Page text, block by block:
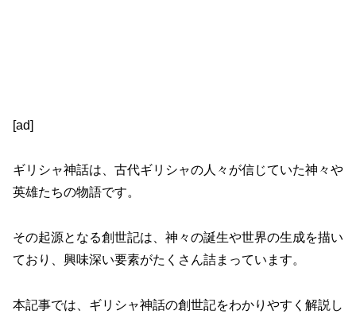
[ad]
ギリシャ神話は、古代ギリシャの人々が信じていた神々や
英雄たちの物語です。
その起源となる創世記は、神々の誕生や世界の生成を描い
ており、興味深い要素がたくさん詰まっています。
本記事では、ギリシャ神話の創世記をわかりやすく解説し